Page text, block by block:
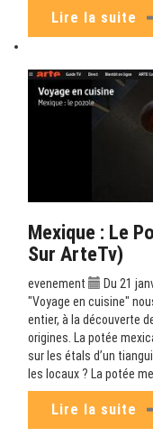
Lire la suite
Mexique : Le
Sur ArteTv)
evenement
Du 21
"Voyage en cuisine"
entier, à la découverte
origines. La potée
sur les étals d’un
les locaux ? La potée
Lire la suite